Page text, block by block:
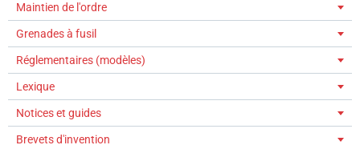
Maintien de l'ordre
Grenades à fusil
Réglementaires (modèles)
Lexique
Notices et guides
Brevets d'invention